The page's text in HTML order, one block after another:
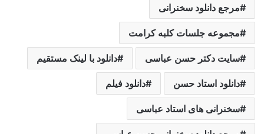
مرجع دانلود سخنرانی
مجموعه جلسات کلبه کرامت
سایت دکتر حسن عباسی دانلود با لینک مستقیم
دانلود استاد حسن دانلود فیلم
سخنرانی های استاد عباسی